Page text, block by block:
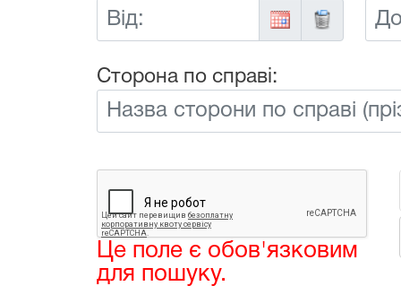
Від:
До:
Сторона по справі:
Це поле є обов'язковим
для пошуку.